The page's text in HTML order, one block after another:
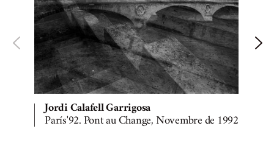
Jordi Calafell Garrigosa
París'92. Pont au Change, Novembre de 1992